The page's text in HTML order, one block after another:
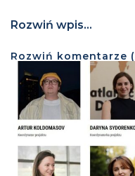
Rozwiń wpis...
Rozwiń komentarze (